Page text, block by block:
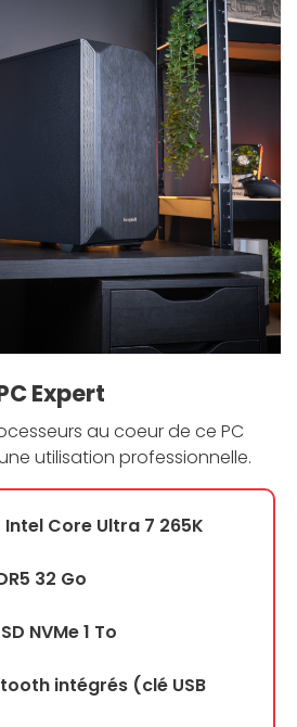
Expert
au coeur de ce PC
utilisation professionnelle.
Core Ultra 7 265K
32 Go
NVMe 1 To
intégrés (clé USB